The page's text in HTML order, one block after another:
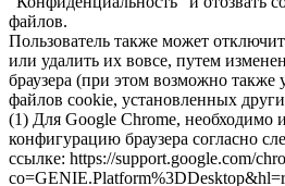
файлов.
Пользователь также может
или удалить их вовсе, путем
браузера (при этом возможно также
файлов cookie, установленных
(1) Для Google Chrome, необходимо
конфигурацию браузера согласно
ссылке: https://support.google.com/